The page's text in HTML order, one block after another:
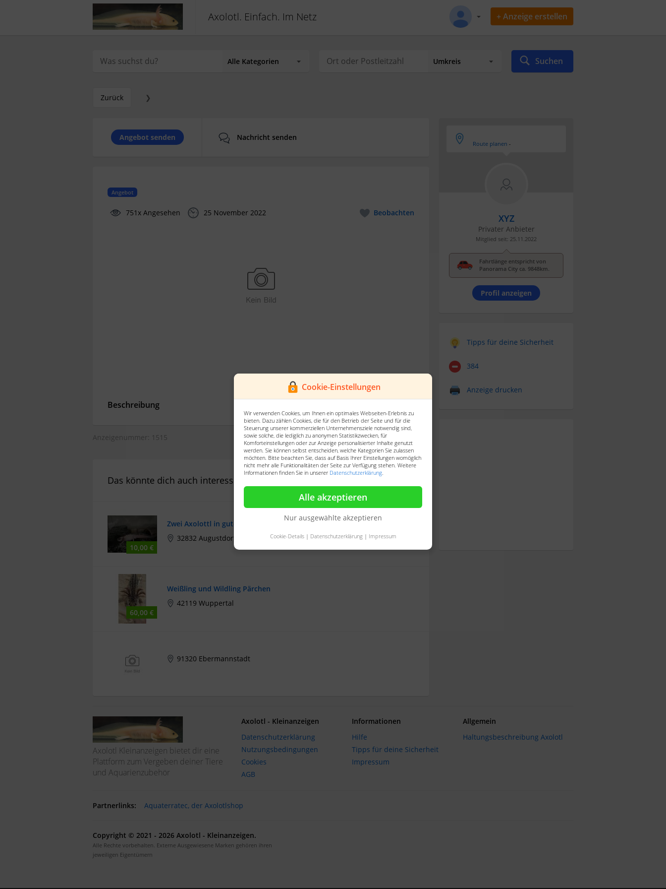
Cookie-Einstellungen
Wir verwenden Cookies, um Ihnen ein optimales Webseiten-Erlebnis zu
bieten. Dazu zählen Cookies, die für den Betrieb der Seite und für die
Steuerung unserer kommerziellen Unternehmensziele notwendig sind,
sowie solche, die lediglich zu anonymen Statistikzwecken, für
Komforteinstellungen oder zur Anzeige personalisierter Inhalte genutzt
werden. Sie können selbst entscheiden, welche Kategorien Sie zulassen
möchten. Bitte beachten Sie, dass auf Basis Ihrer Einstellungen womöglich
nicht mehr alle Funktionalitäten der Seite zur Verfügung stehen. Weitere
Informationen finden Sie in unserer Datenschutzerklärung
Alle akzeptieren
Nur ausgewählte akzeptieren
Cookie-Details| Datenschutzerklärung| Impressum
Axolotl. Einfach. Im Netz + Anzeige erstellen
Suchen
Zurück ❯
Angebot senden Nachricht senden
Angebot
751x Angesehen 25 November 2022 Beobachten
Beschreibung
Anzeigenummer: 1515
Das könnte dich auch interessieren
10,00 €
Zwei Axolottl in gute Hände abzugeben
32832 Augustdorf
60,00 €
Weißling und Wildling Pärchen
42119 Wuppertal
91320 Ebermannstadt
Route planen -
XYZ
Privater Anbieter
Mitglied seit: 25.11.2022
Fahrtlänge entspricht von
Panorama City ca. 9848km.
Profil anzeigen
Tipps für deine Sicherheit
384
Anzeige drucken
Axolotl Kleinanzeigen bietet dir eine
Plattform zum Vergeben deiner Tiere
und Aquarienzubehör
Axolotl - Kleinanzeigen
Datenschutzerklärung
Nutzungsbedingungen
Cookies
AGB
Informationen
Hilfe
Tipps für deine Sicherheit
Impressum
Allgemein
Haltungsbeschreibung Axolotl
Partnerlinks: Aquaterratec, der Axolotlshop
Copyright © 2021 - 2026 Axolotl - Kleinanzeigen.
Alle Rechte vorbehalten. Externe Ausgewiesene Marken gehören ihren
jeweiligen Eigentümern